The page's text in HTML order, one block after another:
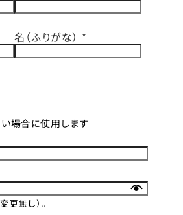
名（ふりがな） *
場合に使用します
無し）。